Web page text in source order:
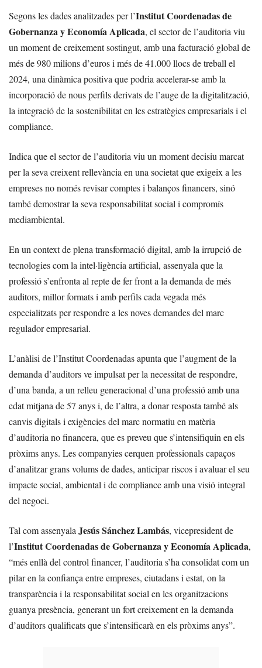
Segons les dades analitzades per l’Institut Coordenadas de
Gobernanza y Economía Aplicada, el sector de l’auditoria viu
un moment de creixement sostingut, amb una facturació global de
més de 980 milions d’euros i més de 41.000 llocs de treball el
2024, una dinàmica positiva que podria accelerar-se amb la
incorporació de nous perfils derivats de l’auge de la digitalització,
la integració de la sostenibilitat en les estratègies empresarials i el
compliance.
Indica que el sector de l’auditoria viu un moment decisiu marcat
per la seva creixent rellevància en una societat que exigeix a les
empreses no només revisar comptes i balanços financers, sinó
també demostrar la seva responsabilitat social i compromís
mediambiental.
En un context de plena transformació digital, amb la irrupció de
tecnologies com la intel·ligència artificial, assenyala que la
professió s’enfronta al repte de fer front a la demanda de més
auditors, millor formats i amb perfils cada vegada més
especialitzats per respondre a les noves demandes del marc
regulador empresarial.
L’anàlisi de l’Institut Coordenadas apunta que l’augment de la
demanda d’auditors ve impulsat per la necessitat de respondre,
d’una banda, a un relleu generacional d’una professió amb una
edat mitjana de 57 anys i, de l’altra, a donar resposta també als
canvis digitals i exigències del marc normatiu en matèria
d’auditoria no financera, que es preveu que s’intensifiquin en els
pròxims anys. Les companyies cerquen professionals capaços
d’analitzar grans volums de dades, anticipar riscos i avaluar el seu
impacte social, ambiental i de compliance amb una visió integral
del negoci.
Tal com assenyala Jesús Sánchez Lambás, vicepresident de
l’Institut Coordenadas de Gobernanza y Economía Aplicada,
“més enllà del control financer, l’auditoria s’ha consolidat com un
pilar en la confiança entre empreses, ciutadans i estat, on la
transparència i la responsabilitat social en les organitzacions
guanya presència, generant un fort creixement en la demanda
d’auditors qualificats que s’intensificarà en els pròxims anys”.